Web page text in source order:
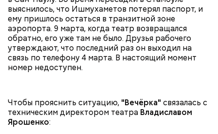
выяснилось, что Ишмухаметов потерял паспорт, и
ему пришлось остаться в транзитной зоне
аэропорта. 9 марта, когда театр возвращался
обратно, его уже там не было. Друзья рабочего
утверждают, что последний раз он выходил на
связь по телефону 4 марта. В настоящий момент
номер недоступен.
Чтобы прояснить ситуацию, "Вечёрка" связалась с
техническим директором театра Владиславом
Ярошенко: